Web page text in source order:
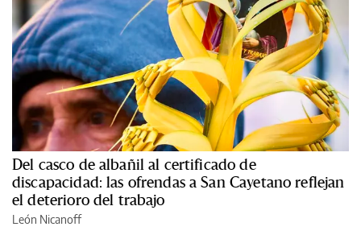
Del casco de albañil al certificado de
discapacidad: las ofrendas a San Cayetano reflejan
el deterioro del trabajo
León Nicanoff